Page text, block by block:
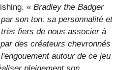
« Bradley the Badger
son ton, sa personnalité et
fiers de nous associer à
des créateurs chevronnés
autour de ce jeu